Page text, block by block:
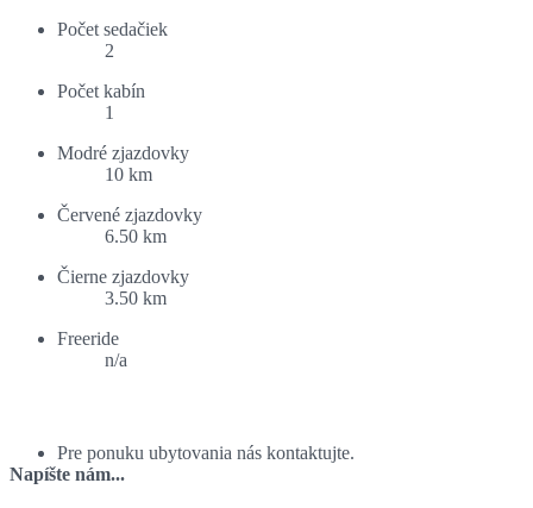
Počet sedačiek
2
Počet kabín
1
Modré zjazdovky
10 km
Červené zjazdovky
6.50 km
Čierne zjazdovky
3.50 km
Freeride
n/a
Pre ponuku ubytovania nás kontaktujte.
Napíšte nám...